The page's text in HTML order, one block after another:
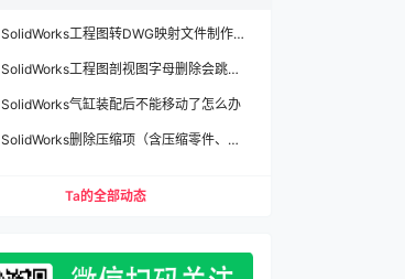
SolidWorks工程图转DWG映射文件制作方
SolidWorks工程图剖视图字母删除会跳过A
SolidWorks气缸装配后不能移动了怎么办
SolidWorks删除压缩项（含压缩零件、压
Ta的全部动态